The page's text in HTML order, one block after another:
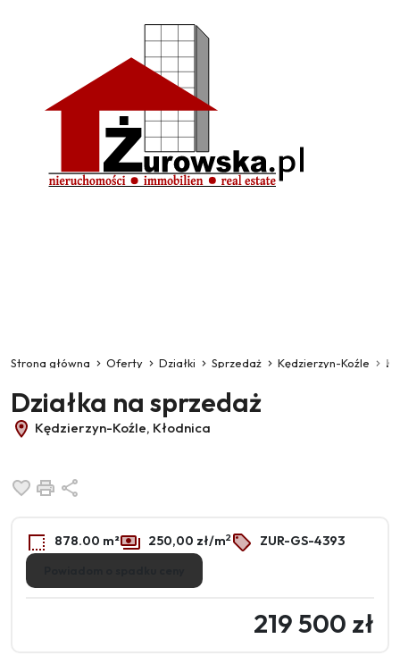
Strona główna Oferty Działki Sprzedaż Kędzierzyn-Koźle
Działka na sprzedaż
Kędzierzyn-Koźle, Kłodnica
Dodaj do ulubionych
Drukuj
878.00 m² 250,00 zł/m2 ZUR-GS-4393
219 500 zł